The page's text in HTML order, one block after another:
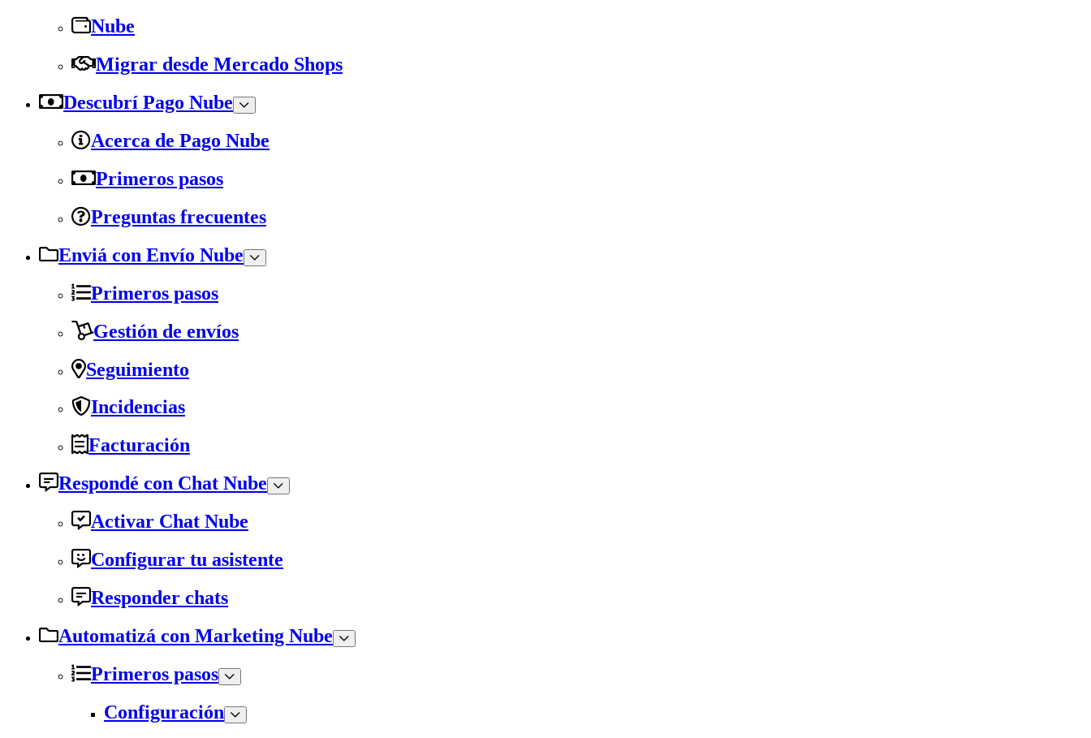
Nube
Migrar desde Mercado Shops
Descubrí Pago Nube
Acerca de Pago Nube
Primeros pasos
Preguntas frecuentes
Enviá con Envío Nube
Primeros pasos
Gestión de envíos
Seguimiento
Incidencias
Facturación
Respondé con Chat Nube
Activar Chat Nube
Configurar tu asistente
Responder chats
Automatizá con Marketing Nube
Primeros pasos
Configuración